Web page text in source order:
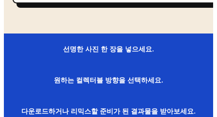
선명한 사진 한 장을 넣으세요.
원하는 컬렉터블 방향을 선택하세요.
다운로드하거나 리믹스할 준비가 된 결과물을 받아보세요.